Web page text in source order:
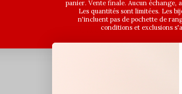
Catégories
panier. Vente finale. Aucun échange,
Les quantités sont limitées. Les
n'incluent pas de pochette de
conditions et exclusions